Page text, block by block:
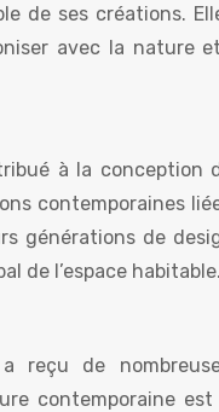
de ses créations.
avec la nature
à la conception
contemporaines
générations de
de l’espace habitable.
de
contemporaine